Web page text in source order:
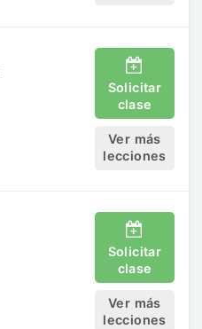
Solicitar
clase
Ver más
lecciones
Solicitar
clase
Ver más
lecciones